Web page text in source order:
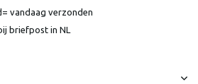
vandaag verzonden
briefpost in NL